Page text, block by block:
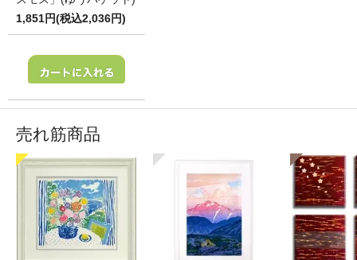
1,851円(税込2,036円)
売れ筋商品